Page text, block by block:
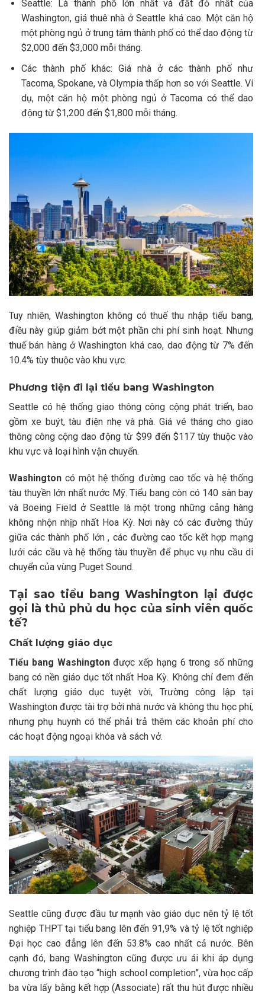
Seattle: Là thành phố lớn nhất và đắt đỏ nhất của
Washington, giá thuê nhà ở Seattle khá cao. Một căn hộ
một phòng ngủ ở trung tâm thành phố có thể dao động từ
$2,000 đến $3,000 mỗi tháng.
Các thành phố khác: Giá nhà ở các thành phố như
Tacoma, Spokane, và Olympia thấp hơn so với Seattle. Ví
dụ, một căn hộ một phòng ngủ ở Tacoma có thể dao
động từ $1,200 đến $1,800 mỗi tháng.
Tuy nhiên, Washington không có thuế thu nhập tiểu bang,
điều này giúp giảm bớt một phần chi phí sinh hoạt. Nhưng
thuế bán hàng ở Washington khá cao, dao động từ 7% đến
10.4% tùy thuộc vào khu vực.
Phương tiện đi lại tiểu bang Washington
Seattle có hệ thống giao thông công cộng phát triển, bao
gồm xe buýt, tàu điện nhẹ và phà. Giá vé tháng cho giao
thông công cộng dao động từ $99 đến $117 tùy thuộc vào
khu vực và loại hình vận chuyển.
Washington có một hệ thống đường cao tốc và hệ thống
tàu thuyền lớn nhất nước Mỹ. Tiểu bang còn có 140 sân bay
và Boeing Field ở Seattle là một trong những cảng hàng
không nhộn nhịp nhất Hoa Kỳ. Nơi này có các đường thủy
giữa các thành phố lớn , các đường cao tốc kết hợp mạng
lưới các cầu và hệ thống tàu thuyền để phục vụ nhu cầu di
chuyển của vùng Puget Sound.
Tại sao tiểu bang Washington lại được
gọi là thủ phủ du học của sinh viên quốc
tế?
Chất lượng giáo dục
Tiểu bang Washingtonđược xếp hạng 6 trong số những
bang có nền giáo dục tốt nhất Hoa Kỳ. Không chỉ đem đến
chất lượng giáo dục tuyệt vời, Trường công lập tại
Washington được tài trợ bởi nhà nước và không thu học phí,
nhưng phụ huynh có thể phải trả thêm các khoản phí cho
các hoạt động ngoại khóa và sách vở.
Seattle cũng được đầu tư mạnh vào giáo dục nên tỷ lệ tốt
nghiệp THPT tại tiểu bang lên đến 91,9% và tỷ lệ tốt nghiệp
Đại học cao đẳng lên đến 53.8% cao nhất cả nước. Bên
cạnh đó, bang Washington cũng được ưu ái khi áp dụng
chương trình đào tạo “high school completion”, vừa học cấp
ba vừa lấy bằng kết hợp (Associate) rất thu hút được nhiều